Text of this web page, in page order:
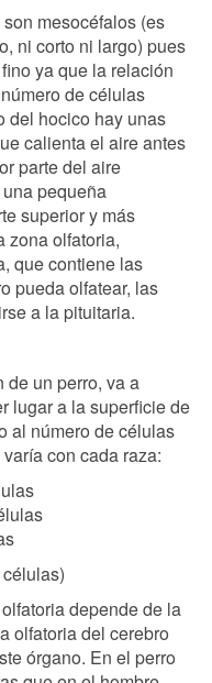
mesocéfalos (es
ni corto ni largo) pues
ya que la relación
de células
del hocico hay unas
calienta el aire antes
parte del aire
pequeña
superior y más
zona olfatoria,
que contiene las
pueda olfatear, las
a la pituitaria.
de un perro, va a
lugar a la superficie de
al número de células
con cada raza:
depende de la
olfatoria del cerebro
órgano. En el perro